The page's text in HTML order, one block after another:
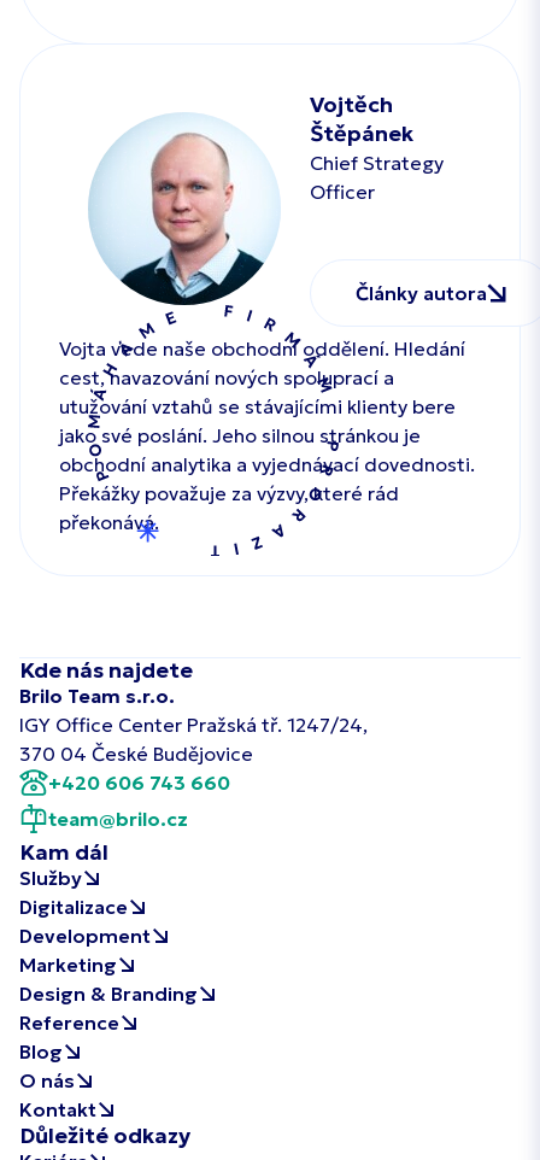
Vojtěch
Štěpánek
Chief Strategy
Officer
Články autora
Vojta vede naše obchodní oddělení. Hledání
cest, navazování nových spoluprací a
utužování vztahů se stávajícími klienty bere
jako své poslání. Jeho silnou stránkou je
obchodní analytika a vyjednávací dovednosti.
Překážky považuje za výzvy, které rád
překonává.
Kde nás najdete
Brilo Team s.r.o.
IGY Office Center Pražská tř. 1247/24,
370 04 České Budějovice
+420 606 743 660
team@brilo.cz
Kam dál
Služby
Digitalizace
Development
Marketing
Design & Branding
Reference
Blog
O nás
Kontakt
Důležité odkazy